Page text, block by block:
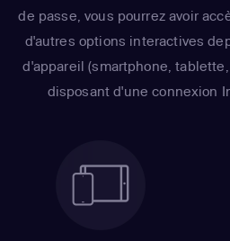
de passe, vous pourrez avoir
d'autres options interactives
d'appareil (smartphone,
disposant d'une connexion